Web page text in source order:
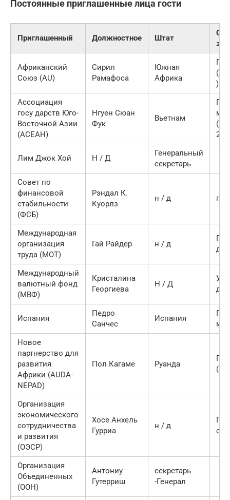
Постоянные приглашенные лица гости
Приглашенный Должностное Штат
Африканский
Союз (AU)
Сирил
Рамафоса
Южная
Африка
)
Ассоциация
госу дарств Юго-
Восточной Азии
(АСЕАН)
Нгуен Сюан
Фук
Вьетнам
Лим Джок Хой Н / Д
Генеральный
секретарь
Совет по
финансовой
стабильности
(ФСБ)
Рэндал К.
Куорлз
н / д
Международная
организация
труда (МОТ)
Гай Райдер н / д
Международный
валютный фонд
(МВФ)
Кристалина
Георгиева
Н / Д
Испания
Педро
Санчес
Испания
Новое
партнерство для
развития
Африки (AUDA-
NEPAD)
Пол Кагаме Руанда
Организация
экономического
сотрудничества
и развития
(ОЭСР)
Хосе Анхель
Гурриа
н / д
Организация
Объединенных
(ООН)
Антониу
Гутерриш
секретарь
-Генерал